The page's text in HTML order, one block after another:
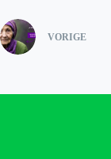
VORIGE